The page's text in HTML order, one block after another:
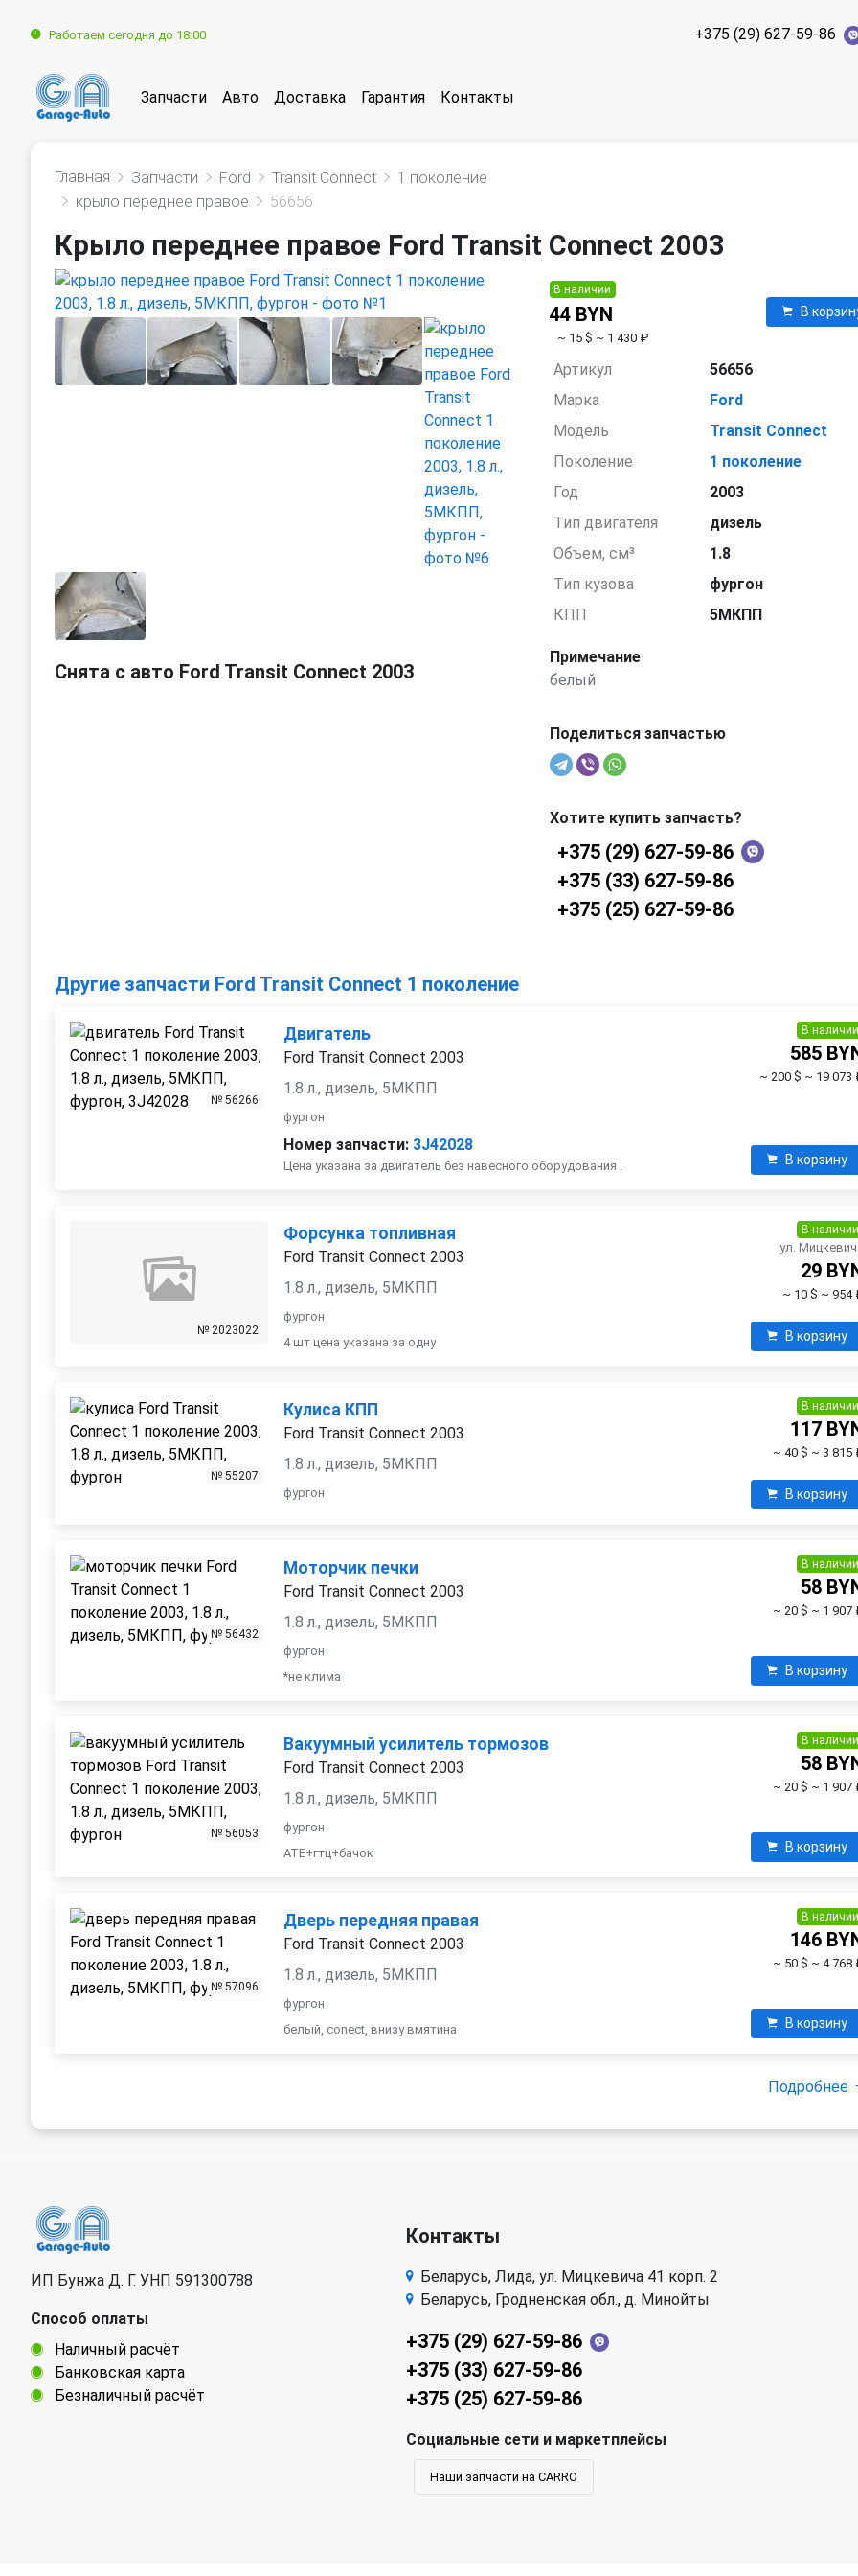
Работаем сегодня до 18:00 +375 (29) 627-59-86
Запчасти Авто Доставка Гарантия Контакты
Главная Запчасти Ford Transit Connect
1 поколение
крыло переднее правое
56656
Крыло переднее правое Ford Transit Connect 2003
Снята с авто Ford Transit Connect 2003
В наличии
44 BYN
~ 15 $ ~ 1 430 ₽
В
Артикул
56656
Марка
Ford
Модель
Transit Connect
Поколение
1 поколение
Год
2003
Тип двигателя
дизель
Объем, см³
1.8
Тип кузова
фургон
КПП
5МКПП
Примечание
белый
Поделиться запчастью
Хотите купить запчасть?
+375 (29) 627-59-86
+375 (33) 627-59-86
+375 (25) 627-59-86
Другие запчасти Ford Transit Connect 1 поколение
№ 56266
Двигатель
Ford Transit Connect 2003
1.8 л., дизель, 5МКПП
фургон
Номер запчасти: 3J42028
Цена указана за двигатель без навесного оборудования .
В наличии
585
~ 200 $ ~ 19 073
В корзину
№ 2023022
Форсунка топливная
Ford Transit Connect 2003
1.8 л., дизель, 5МКПП
фургон
4 шт цена указана за одну
В наличии
ул.
29
~ 10 $ ~ 954
В корзину
№ 55207
Кулиса КПП
Ford Transit Connect 2003
1.8 л., дизель, 5МКПП
фургон
В наличии
117
~ 40 $ ~ 3 815
В корзину
№ 56432
Моторчик печки
Ford Transit Connect 2003
1.8 л., дизель, 5МКПП
фургон
*не клима
В наличии
58
~ 20 $ ~ 1 907
В корзину
№ 56053
Вакуумный усилитель тормозов
Ford Transit Connect 2003
1.8 л., дизель, 5МКПП
фургон
ATE+гтц+бачок
В наличии
58
~ 20 $ ~ 1 907
В корзину
№ 57096
Дверь передняя правая
Ford Transit Connect 2003
1.8 л., дизель, 5МКПП
фургон
белый, conect, внизу вмятина
В наличии
146
~ 50 $ ~ 4 768
В корзину
Подробнее
ИП Бунжа Д. Г. УНП 591300788
Способ оплаты
Наличный расчёт
Банковская карта
Безналичный расчёт
Контакты
Беларусь, Лида, ул. Мицкевича 41 корп. 2
Беларусь, Гродненская обл., д. Минойты
+375 (29) 627-59-86
+375 (33) 627-59-86
+375 (25) 627-59-86
Социальные сети и маркетплейсы
Наши запчасти на CARRO